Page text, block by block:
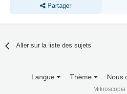
Partager
Aller sur la liste des sujets
Langue Thème Nous
Mikroscopia